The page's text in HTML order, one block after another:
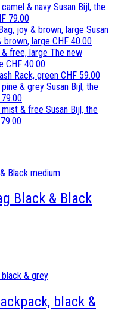
Susan Bijl, the
79.00
Susan
brown, large CHF 40.00
The new
CHF 40.00
Rack, green CHF 59.00
Susan Bijl, the
79.00
Susan Bijl, the
79.00
Black & Black
black &